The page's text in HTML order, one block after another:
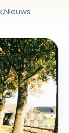
,Nieuws